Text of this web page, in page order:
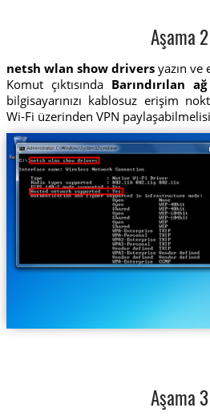
Aşama 2
netsh wlan show driversyazın ve
Komut çıktısında Barındırılan
bilgisayarınızı kablosuz erişim
Wi-Fi üzerinden VPN
Aşama 3